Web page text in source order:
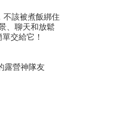
不該被煮飯綁住
、聊天和放鬆
交給它！
露營神隊友